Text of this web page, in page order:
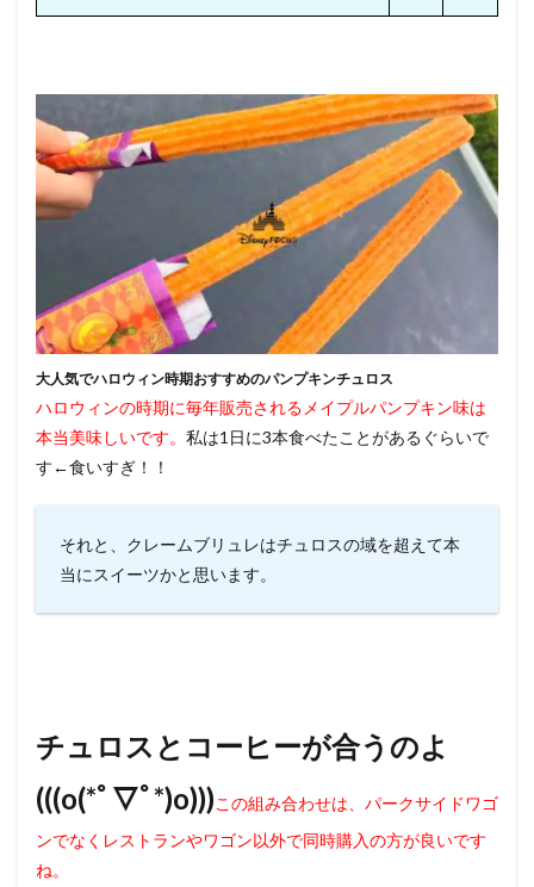
大人気でハロウィン時期おすすめのパンプキンチュロス
ハロウィンの時期に毎年販売されるメイプルパンプキン味は
本当美味しいです。 私は1日に3本食べたことがあるぐらいで
す←食いすぎ！！
それと、クレームブリュレはチュロスの域を超えて本
当にスイーツかと思います。
チュロスとコーヒーが合うのよ
(((o(*ﾟ▽ﾟ*)o)))この組み合わせは、パークサイドワゴ
ンでなくレストランやワゴン以外で同時購入の方が良いです
ね。